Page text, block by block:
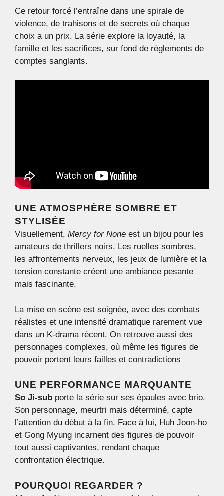
Ce retour forcé l’entraîne dans une spirale de
violence, de trahisons et de secrets où chaque
choix a un prix. La série explore la loyauté, la
famille et les sacrifices, sur fond de règlements de
comptes sanglants.
UNE ATMOSPHÈRE SOMBRE ET
STYLISÉE
Visuellement, Mercy for None est un bijou pour les
amateurs de thrillers noirs. Les ruelles sombres,
les affrontements nerveux, les jeux de lumière et la
tension constante créent une ambiance pesante
mais fascinante.
La mise en scène est soignée, avec des combats
réalistes et une intensité dramatique rarement vue
dans un K-drama récent. On retrouve aussi des
personnages complexes, où même les figures de
pouvoir portent leurs failles et contradictions
UNE PERFORMANCE MARQUANTE
So Ji-sub porte la série sur ses épaules avec brio.
Son personnage, meurtri mais déterminé, capte
l’attention du début à la fin. Face à lui, Huh Joon-ho
et Gong Myung incarnent des figures de pouvoir
tout aussi captivantes, rendant chaque
confrontation électrique.
POURQUOI REGARDER ?